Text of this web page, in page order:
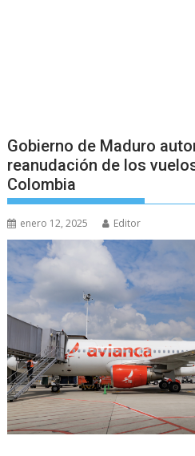
Gobierno de Maduro
reanudación de los
Colombia
enero 12, 2025 Editor